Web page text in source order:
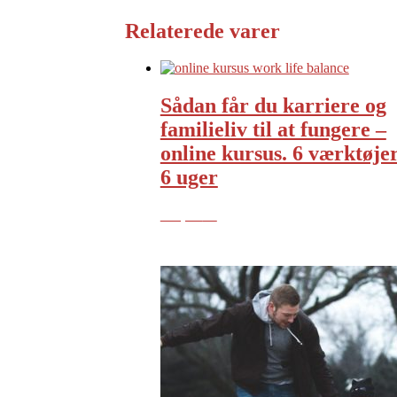
Relaterede varer
Sådan får du karriere og
familieliv til at fungere –
online kursus. 6
6 uger